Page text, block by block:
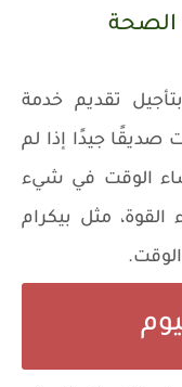
الصحة
تقديم خدمة
جيدًا إذا لم
الوقت في شيء
مثل بيكرام